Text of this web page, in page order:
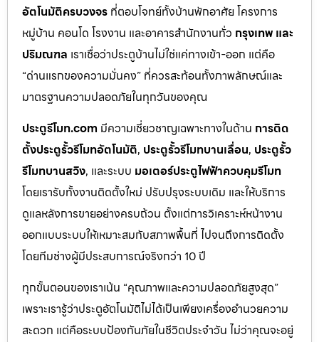
อัตโนมัติครบวงจร ที่ตอบโจทย์ทั้งบ้านพักอาศัย โครงการ
หมู่บ้าน คอนโด โรงงาน และอาคารสำนักงานทั่ว กรุงเทพ และ
ปริมณฑล เราเชื่อว่าประตูบ้านไม่ใช่แค่ทางเข้า-ออก แต่คือ
“ด่านแรกของความมั่นคง” ที่ควรสะท้อนทั้งภาพลักษณ์และ
มาตรฐานความปลอดภัยในทุกวันของคุณ
ประตูรีโมท.com มีความเชี่ยวชาญเฉพาะทางในด้าน การติด
ตั้งประตูรั้วรีโมทอัตโนมัติ, ประตูรั้วรีโมทบานเลื่อน, ประตูรั้ว
รีโมทบานสวิง, และระบบ มอเตอร์ประตูไฟฟ้าควบคุมรีโมท
โดยเรารับทั้งงานติดตั้งใหม่ ปรับปรุงระบบเดิม และให้บริการ
ดูแลหลังการขายอย่างครบถ้วน ตั้งแต่การวิเคราะห์หน้างาน
ออกแบบระบบให้เหมาะสมกับสภาพพื้นที่ ไปจนถึงการติดตั้ง
โดยทีมช่างผู้มีประสบการณ์จริงกว่า 10 ปี
ทุกขั้นตอนของเราเน้น “คุณภาพและความปลอดภัยสูงสุด”
เพราะเรารู้ว่าประตูอัตโนมัติไม่ได้เป็นเพียงเครื่องอำนวยความ
สะดวก แต่คือระบบป้องกันภัยในชีวิตประจำวัน ไม่ว่าคุณจะอยู่